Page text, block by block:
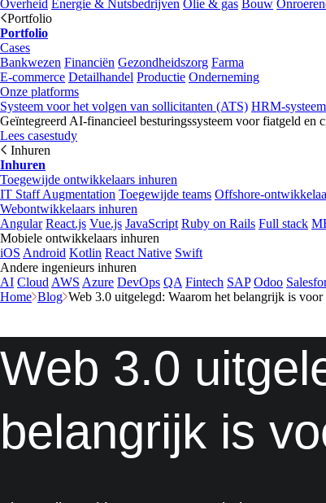
Overheid Energie & Nutsbedrijven Olie & gas Bouw
Portfolio
Portfolio
Cases
Bankwezen Financiën Gezondheidszorg Farma
E-commerce Detailhandel Productie Onderneming
Onze platforms
Systeem voor het volgen van sollicitanten (ATS) HRM-systeem
Geïntegreerd AI-financieel besturingssysteem voor fiatgeld en
Lees casestudy
Inhuren
Inhuren
Toegewijde ontwikkelaars inhuren
IT Staff Augmentation Toegewijde teams Offshore-
Webontwikkelaars inhuren
Angular React.js Vue.js JavaScript Ruby on Rails Full stack
Mobiele ontwikkelaars inhuren
iOS Android Kotlin React Native Swift
Andere ingenieurs inhuren
AI Cloud AWS Azure DevOps QA Fintech SAP Odoo
Home Blog Web 3.0 uitgelegd: Waarom het belangrijk is voor
Web 3.0
belangrijk is